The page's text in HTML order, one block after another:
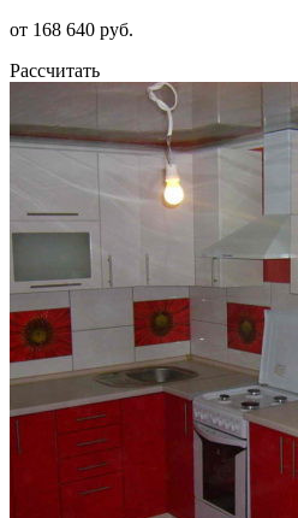
от 168 640 руб.
Рассчитать